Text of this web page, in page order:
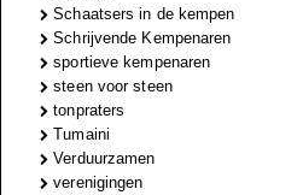
Schaatsers in de kempen
Schrijvende Kempenaren
sportieve kempenaren
steen voor steen
tonpraters
Tumaini
Verduurzamen
verenigingen